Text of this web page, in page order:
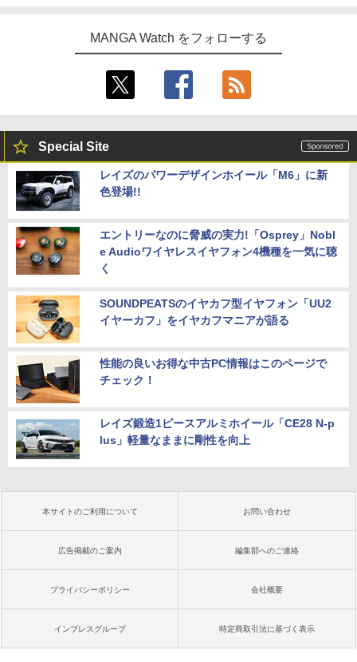
MANGA Watch をフォローする
Special Site
レイズのパワーデザインホイール「M6」に新
色登場!!
エントリーなのに脅威の実力!「Osprey」Nobl
e Audioワイヤレスイヤフォン4機種を一気に聴
く
SOUNDPEATSのイヤカフ型イヤフォン「UU2
イヤーカフ」をイヤカフマニアが語る
性能の良いお得な中古PC情報はこのページで
チェック！
レイズ鍛造1ピースアルミホイール「CE28 N-p
lus」軽量なままに剛性を向上
本サイトのご利用について お問い合わせ
広告掲載のご案内 編集部へのご連絡
プライバシーポリシー 会社概要
インプレスグループ 特定商取引法に基づく表示